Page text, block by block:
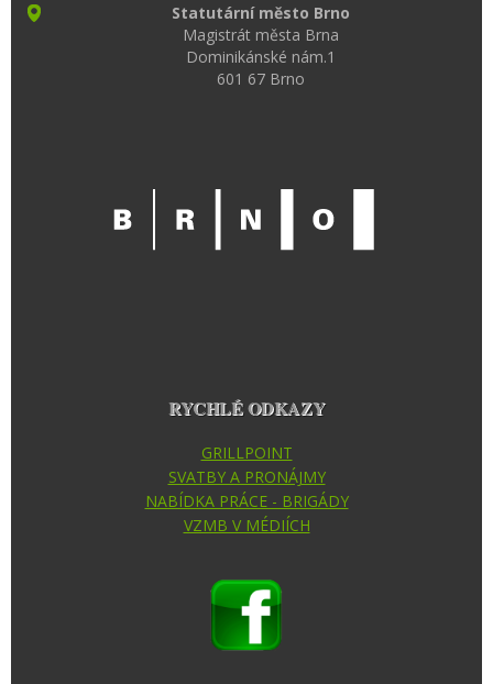
Statutární město Brno
Magistrát města Brna
Dominikánské nám.1
601 67 Brno
RYCHLÉ ODKAZY
GRILLPOINT
SVATBY A PRONÁJMY
NABÍDKA PRÁCE - BRIGÁDY
VZMB V MÉDIÍCH